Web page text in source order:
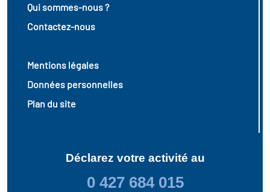
Qui sommes-nous ?
Contactez-nous
Mentions légales
Données personnelles
Plan du site
Déclarez votre activité au
0 427 684 015